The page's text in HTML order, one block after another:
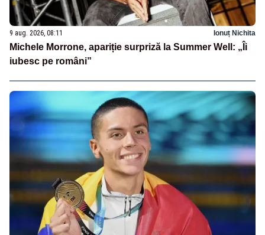
9 aug. 2026, 08:11 Ionuț Nichita
Michele Morrone, apariție surpriză la Summer Well: „Îi
iubesc pe români”